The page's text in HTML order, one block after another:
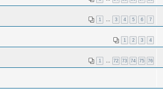
1 3 4 5 6 7
1 2 3 4
1 72 73 74 75 76